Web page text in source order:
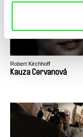
Robert Kirchhoff
Kauza Cervanová